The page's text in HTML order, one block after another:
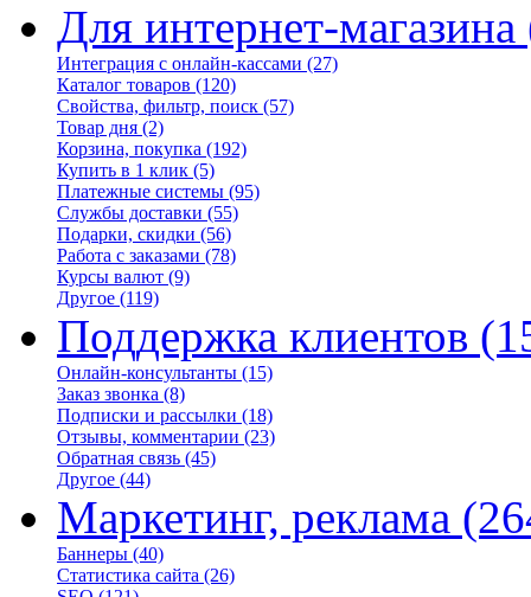
Для интернет-магазина
Интеграция с онлайн-кассами (27)
Каталог товаров (120)
Свойства, фильтр, поиск (57)
Товар дня (2)
Корзина, покупка (192)
Купить в 1 клик (5)
Платежные системы (95)
Службы доставки (55)
Подарки, скидки (56)
Работа с заказами (78)
Курсы валют (9)
Другое (119)
Поддержка клиентов
Онлайн-консультанты (15)
Заказ звонка (8)
Подписки и рассылки (18)
Отзывы, комментарии (23)
Обратная связь (45)
Другое (44)
Маркетинг, реклама
Баннеры (40)
Статистика сайта (26)